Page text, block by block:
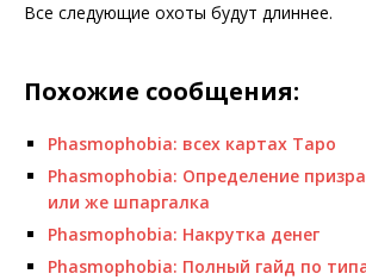
Все следующие охоты будут длиннее.
Похожие сообщения:
Phasmophobia: всех картах Таро
Phasmophobia: Определение
или же шпаргалка
Phasmophobia: Накрутка денег
Phasmophobia: Полный гайд по